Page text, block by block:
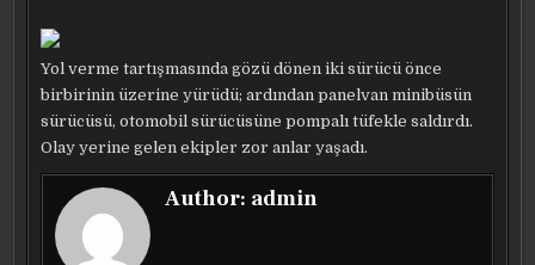
Yol verme tartışmasında gözü dönen iki sürücü önce
birbirinin üzerine yürüdü; ardından panelvan minibüsün
sürücüsü, otomobil sürücüsüne pompalı tüfekle saldırdı.
Olay yerine gelen ekipler zor anlar yaşadı.
Author: admin